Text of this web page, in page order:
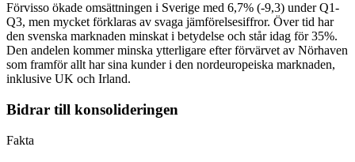
Förvisso ökade omsättningen i Sverige med 6,7% (-9,3) under Q1-
Q3, men mycket förklaras av svaga jämförelsesiffror. Över tid har
den svenska marknaden minskat i betydelse och står idag för 35%.
Den andelen kommer minska ytterligare efter förvärvet av Nörhaven
som framför allt har sina kunder i den nordeuropeiska marknaden,
inklusive UK och Irland.
Bidrar till konsolideringen
Fakta